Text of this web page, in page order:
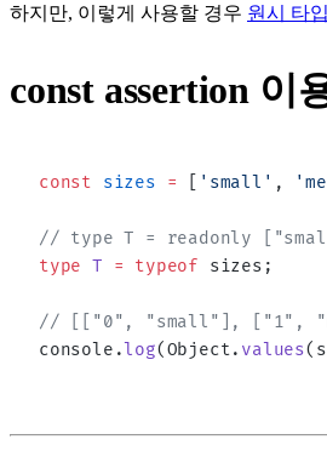
하지만, 이렇게 사용할 경우 원시 타
const assertion 이
const sizes = 'small' ,
// type T = readonly
type T = typeof sizes;
// [["0", "small"], ["1",
console.log(Object. values